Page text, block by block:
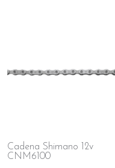
Cadena Shimano 12v
CNM6100